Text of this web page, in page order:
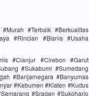
#Terbaik #Berkualitas
#Rincian #Bisnis #Usaha
#Cianjur #Cirebon #Garut
#Sukabumi #Sumedang
#Banjarnegara #Banyumas
#Kebumen #Klaten #Kudus
#Sragen #Sukoharjo